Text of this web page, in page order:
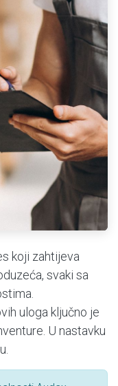
koji zahtijeva
svaki sa
uloga ključno je
U nastavku